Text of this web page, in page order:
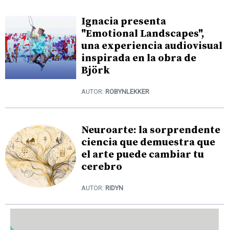
Ignacia presenta
"Emotional Landscapes",
una experiencia audiovisual
inspirada en la obra de
Björk
AUTOR:ROBYNLEKKER
Neuroarte: la sorprendente
ciencia que demuestra que
el arte puede cambiar tu
cerebro
AUTOR:RIDYN